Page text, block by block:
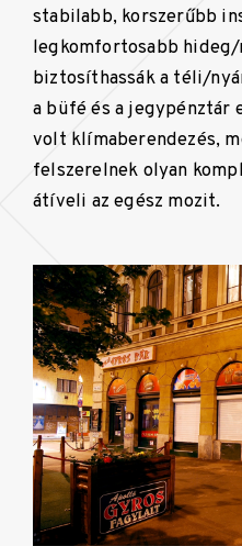
stabilabb, korszerűbb
legkomfortosabb
biztosíthassák a téli/
a büfé és a jegypénztár
volt klímaberendezés,
felszerelnek olyan
átíveli az egész mozit.